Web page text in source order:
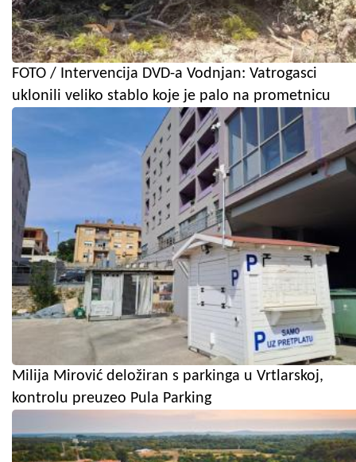
FOTO / Intervencija DVD-a Vodnjan: Vatrogasci
uklonili veliko stablo koje je palo na prometnicu
Milija Mirović deložiran s parkinga u Vrtlarskoj,
kontrolu preuzeo Pula Parking